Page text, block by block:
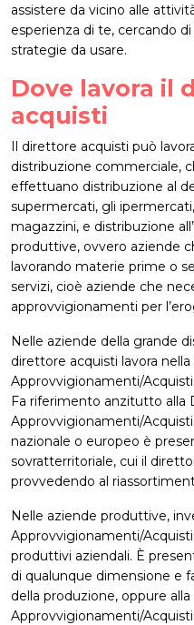
assistere da vicino alle
esperienza di te, cercando
strategie da usare.
Dove lavora il
acquisti
Il direttore acquisti può
distribuzione commerciale,
effettuano distribuzione al
supermercati, gli
magazzini, e distribuzione
produttive, ovvero aziende
lavorando materie prime o
servizi, cioè aziende che
approvvigionamenti per
Nelle aziende della grande
direttore acquisti lavora
Approvvigionamenti/Acquisti
Fa riferimento anzitutto alla
Approvvigionamenti/
nazionale o europeo è
sovratterritoriale, cui il
provvedendo al
Nelle aziende produttive,
Approvvigionamenti/
produttivi aziendali. È
di qualunque dimensione e
della produzione, oppure alla
Approvvigionamenti/Acquisti.